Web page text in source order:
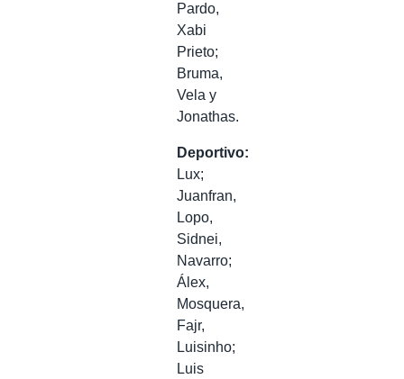
Pardo,
Xabi
Prieto;
Bruma,
Vela y
Jonathas.
Deportivo:
Lux;
Juanfran,
Lopo,
Sidnei,
Navarro;
Álex,
Mosquera,
Fajr,
Luisinho;
Luis